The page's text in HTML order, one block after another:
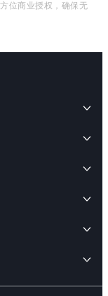
位商业授权，确保无